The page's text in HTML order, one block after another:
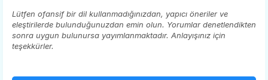
Lütfen ofansif bir dil kullanmadığınızdan, yapıcı öneriler ve
eleştirilerde bulunduğunuzdan emin olun. Yorumlar denetlendikten
sonra uygun bulunursa yayımlanmaktadır. Anlayışınız için
teşekkürler.